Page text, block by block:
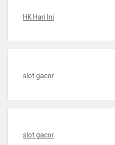
HK Hari Ini
slot gacor
slot gacor